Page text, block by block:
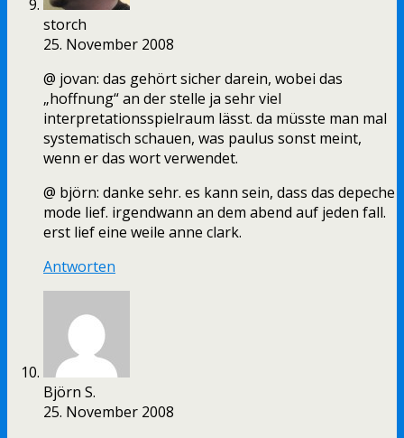
storch
25. November 2008
@ jovan: das gehört sicher darein, wobei das
„hoffnung“ an der stelle ja sehr viel
interpretationsspielraum lässt. da müsste man mal
systematisch schauen, was paulus sonst meint,
wenn er das wort verwendet.
@ björn: danke sehr. es kann sein, dass das depeche
mode lief. irgendwann an dem abend auf jeden fall.
erst lief eine weile anne clark.
Antworten
Björn S.
25. November 2008